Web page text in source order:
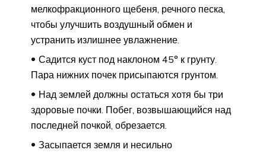
мелкофракционного щебеня, речного песка,
чтобы улучшить воздушный обмен и
устранить излишнее увлажнение.
Садится куст под наклоном 45° к грунту.
Пара нижних почек присыпаются грунтом.
Над землей должны остаться хотя бы три
здоровые почки. Побег, возвышающийся над
последней почкой, обрезается.
Засыпается земля и несильно